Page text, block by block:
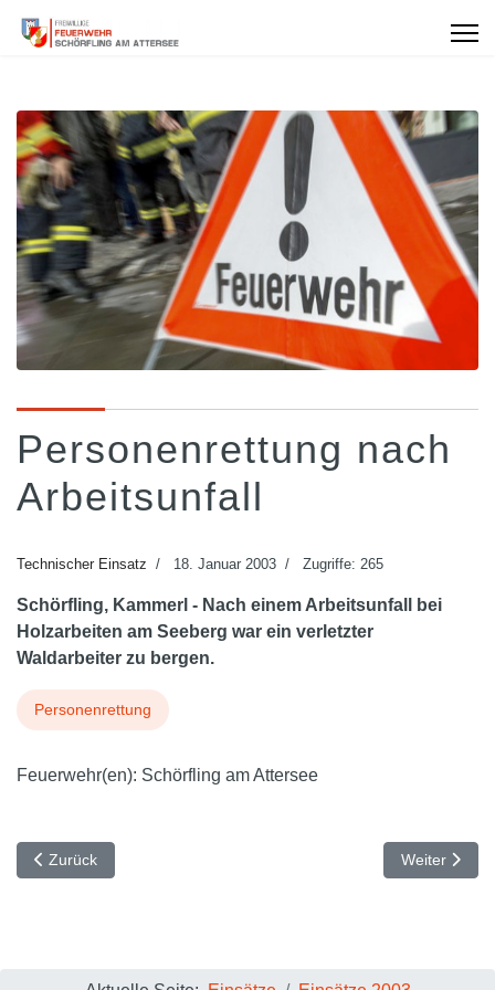
Personenrettung nach
Arbeitsunfall
Technischer Einsatz 18. Januar 2003 Zugriffe: 265
Schörfling, Kammerl - Nach einem Arbeitsunfall bei
Holzarbeiten am Seeberg war ein verletzter
Waldarbeiter zu bergen.
Personenrettung
Feuerwehr(en): Schörfling am Attersee
Vorheriger Beitrag: Fahrzeugbergung nach Verkehrsunfall
Zurück Nächster
Weiter